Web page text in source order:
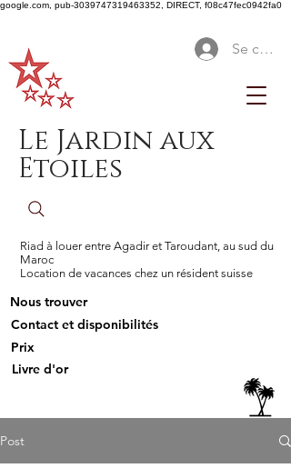
google.com, pub-3039747319463352, DIRECT, f08c47fec0942fa0
Se
Le Jardin aux
Etoiles
Riad à louer entre Agadir et Taroudant, au sud du
Maroc
Location de vacances chez un résident suisse
Nous trouver
Contact et disponibilités
Prix
Livre d'or
Post